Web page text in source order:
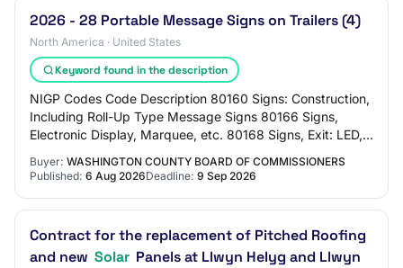
2026 - 28 Portable Message Signs on Trailers (4)
North America · United States
Keyword found in the description
NIGP Codes Code Description 80160 Signs: Construction,
Including Roll-Up Type Message Signs 80166 Signs,
Electronic Display, Marquee, etc. 80168 Signs, Exit: LED,
Buyer: WASHINGTON COUNTY BOARD OF COMMISSIONERS
Published: 6 Aug 2026Deadline: 9 Sep 2026
Contract for the replacement of Pitched Roofing
and new Solar Panels at Llwyn Helyg and Llwyn